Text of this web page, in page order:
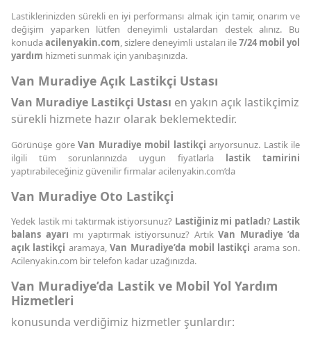
Lastiklerinizden sürekli en iyi performansı almak için tamir, onarım ve
değişim yaparken lütfen deneyimli ustalardan destek alınız. Bu
konudaacilenyakin.com, sizlere deneyimli ustaları ile7/24 mobil yol
yardım hizmeti sunmak için yanıbaşınızda.
Van Muradiye Açık Lastikçi Ustası
Van Muradiye Lastikçi Ustası en yakın açık lastikçimiz
sürekli hizmete hazır olarak beklemektedir.
Görünüşe göreVan Muradiye mobil lastikçi arıyorsunuz. Lastik ile
ilgili tüm sorunlarınızda uygun fiyatlarla lastik tamirini
yaptırabileceğiniz güvenilir firmalar acilenyakin.com’da
Van Muradiye Oto Lastikçi
Yedek lastik mi taktırmak istiyorsunuz? Lastiğiniz mi patladı? Lastik
balans ayarı mı yaptırmak istiyorsunuz? Artık Van Muradiye ’da
açık lastikçi aramaya,Van Muradiye’da mobil lastikçi arama son.
Acilenyakin.com bir telefon kadar uzağınızda.
Van Muradiye’da Lastik ve Mobil Yol Yardım
Hizmetleri
konusunda verdiğimiz hizmetler şunlardır: